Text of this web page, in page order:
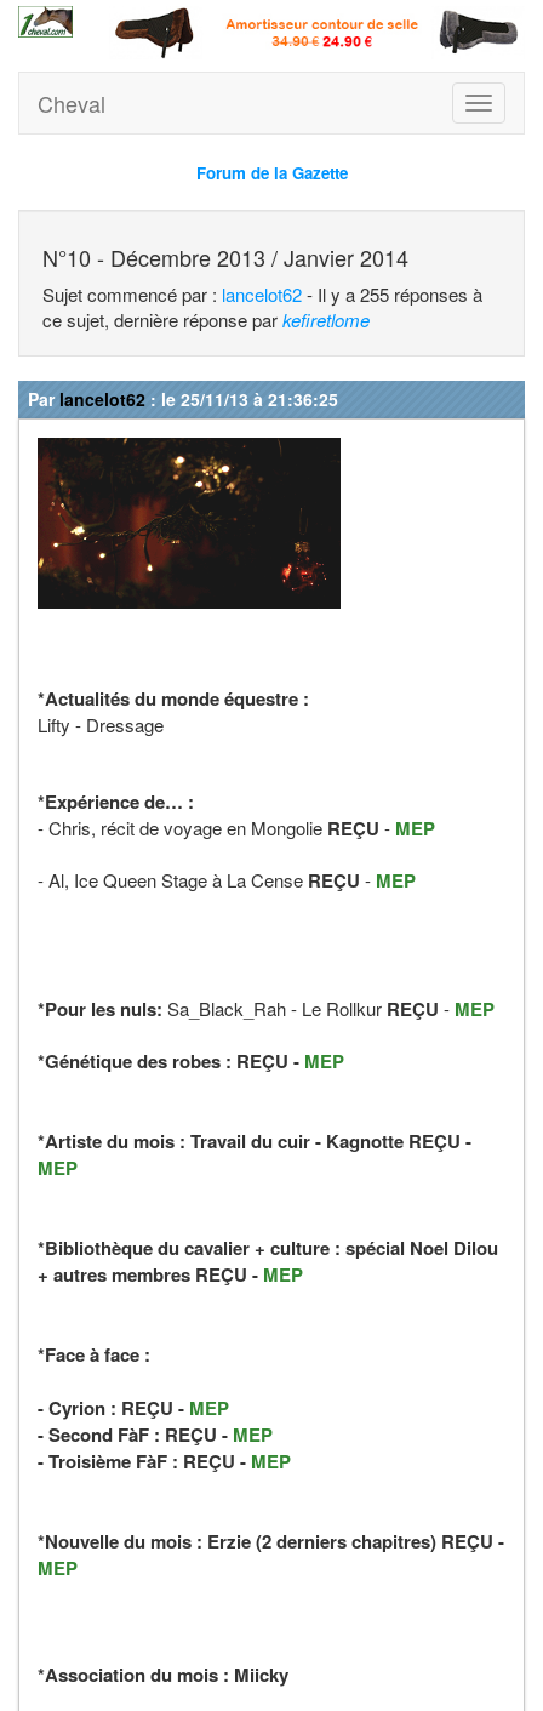
Toggle
Cheval
Forum de la Gazette
N°10 - Décembre 2013 / Janvier 2014
Sujet commencé par : lancelot62- Il y a 255 réponses à
ce sujet, dernière réponse parkefiretlome
Par lancelot62 : le 25/11/13 à 21:36:25
*Actualités du monde équestre :
Lifty - Dressage
*Expérience de… :
- Chris, récit de voyage en Mongolie REÇU - MEP
- Al, Ice Queen Stage à La Cense REÇU - MEP
*Pour les nuls: Sa_Black_Rah - Le Rollkur REÇU - MEP
*Génétique des robes : REÇU - MEP
*Artiste du mois : Travail du cuir - Kagnotte REÇU -
MEP
*Bibliothèque du cavalier + culture : spécial Noel Dilou
+ autres membres REÇU - MEP
*Face à face :
- Cyrion : REÇU - MEP
- Second FàF : REÇU - MEP
- Troisième FàF : REÇU - MEP
*Nouvelle du mois : Erzie (2 derniers chapitres) REÇU -
MEP
*Association du mois : Miicky